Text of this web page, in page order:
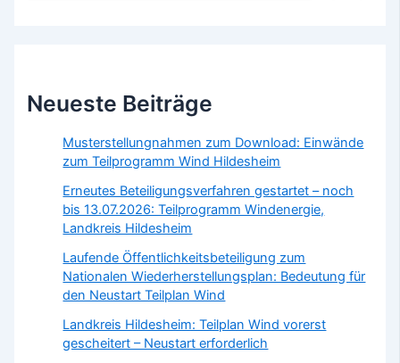
Neueste Beiträge
Musterstellungnahmen zum Download: Einwände
zum Teilprogramm Wind Hildesheim
Erneutes Beteiligungsverfahren gestartet – noch
bis 13.07.2026: Teilprogramm Windenergie,
Landkreis Hildesheim
Laufende Öffentlichkeitsbeteiligung zum
Nationalen Wiederherstellungsplan: Bedeutung für
den Neustart Teilplan Wind
Landkreis Hildesheim: Teilplan Wind vorerst
gescheitert – Neustart erforderlich